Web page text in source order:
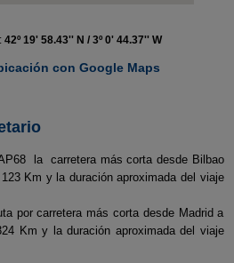
42º 19' 58.43'' N / 3º 0' 44.37'' W
con Google Maps
la carretera más corta desde Bilbao
Km y la duración aproximada del viaje
por carretera más corta desde Madrid a
Km y la duración aproximada del viaje